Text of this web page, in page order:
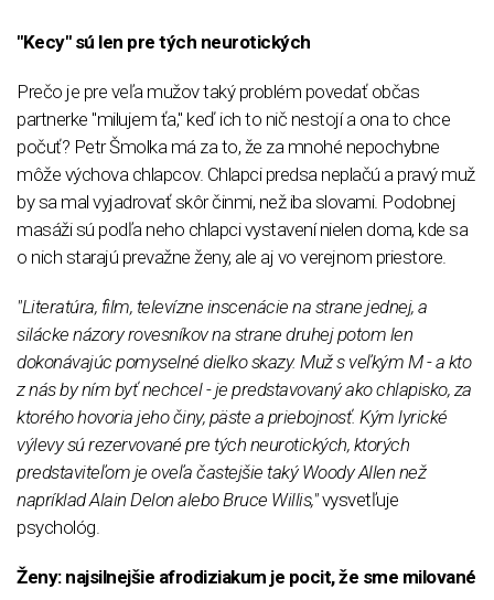
"Kecy" sú len pre tých neurotických
Prečo je pre veľa mužov taký problém povedať občas
partnerke "milujem ťa," keď ich to nič nestojí a ona to chce
počuť? Petr Šmolka má za to, že za mnohé nepochybne
môže výchova chlapcov. Chlapci predsa neplačú a pravý muž
by sa mal vyjadrovať skôr činmi, než iba slovami. Podobnej
masáži sú podľa neho chlapci vystavení nielen doma, kde sa
o nich starajú prevažne ženy, ale aj vo verejnom priestore.
"Literatúra, film, televízne inscenácie na strane jednej, a
silácke názory rovesníkov na strane druhej potom len
dokonávajúc pomyselné dielko skazy. Muž s veľkým M - a kto
z nás by ním byť nechcel - je predstavovaný ako chlapisko, za
ktorého hovoria jeho činy, päste a priebojnosť. Kým lyrické
výlevy sú rezervované pre tých neurotických, ktorých
predstaviteľom je oveľa častejšie taký Woody Allen než
napríklad Alain Delon alebo Bruce Willis,"vysvetľuje
psychológ.
Ženy: najsilnejšie afrodiziakum je pocit, že sme milované